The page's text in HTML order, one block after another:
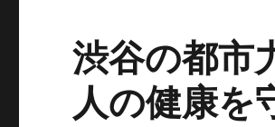
渋谷の都市
人の健康を